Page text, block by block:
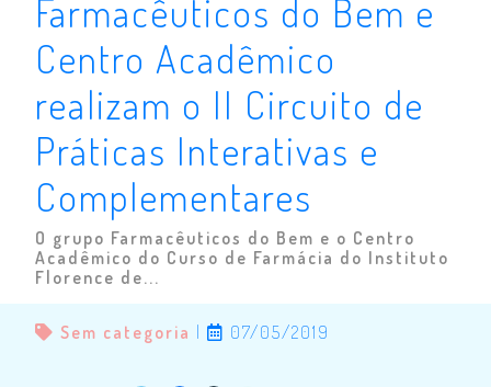
Farmacêuticos do Bem e
Centro Acadêmico
realizam o II Circuito de
Práticas Interativas e
Complementares
O grupo Farmacêuticos do Bem e o Centro
Acadêmico do Curso de Farmácia do Instituto
Florence de...
Sem categoria 07/05/2019